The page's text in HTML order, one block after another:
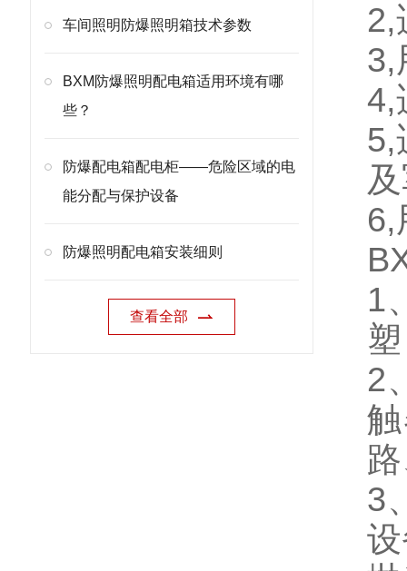
车间照明防爆照明箱技术参数
BXM防爆照明配电箱适用环境有哪
些？
防爆配电箱配电柜——危险区域的电
能分配与保护设备
防爆照明配电箱安装细则
查看全部
2,
3,
4,
5,
6,
1
2
3